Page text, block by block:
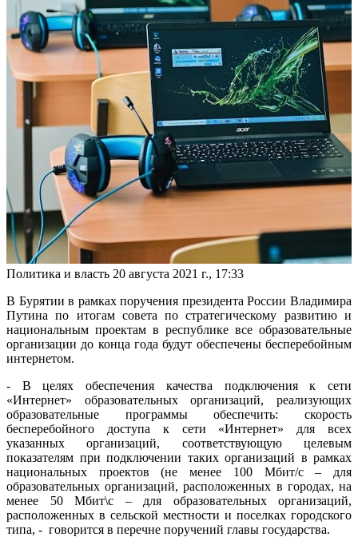
Политика и власть 20 августа 2021 г., 17:33
В Бурятии в рамках поручения президента России Владимира
Путина по итогам совета по стратегическому развитию и
национальным проектам в республике все образовательные
организации до конца года будут обеспечены бесперебойным
интернетом.
- В целях обеспечения качества подключения к сети
«Интернет» образовательных организаций, реализующих
образовательные программы обеспечить: скорость
бесперебойного доступа к сети «Интернет» для всех
указанных организаций, соответствующую целевым
показателям при подключении таких организаций в рамках
национальных проектов (не менее 100 Мбит/с – для
образовательных организаций, расположенных в городах, на
менее 50 Мбит\с – для образовательных организаций,
расположенных в сельской местности и поселках городского
типа, - говорится в перечне поручений главы государства.